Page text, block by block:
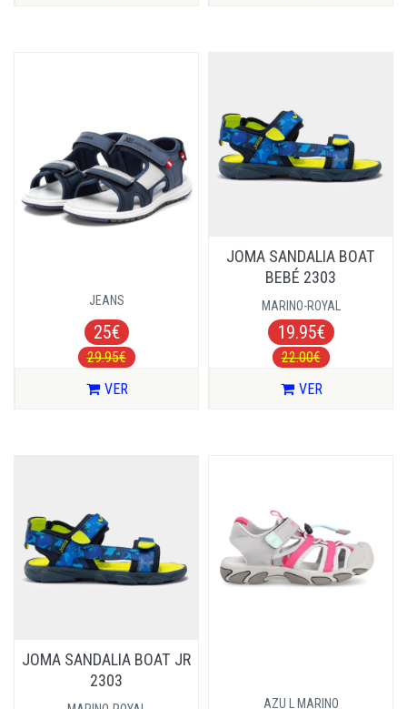
JEANS
25€
29.95€
VER
JOMA SANDALIA BOAT
BEBÉ 2303
MARINO-ROYAL
19.95€
22.00€
VER
JOMA SANDALIA BOAT JR
2303
AZU L MARINO